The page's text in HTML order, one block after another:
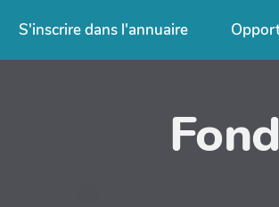
S'inscrire dans l'annuaire